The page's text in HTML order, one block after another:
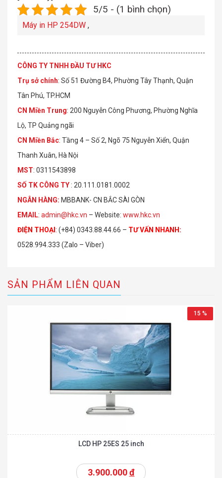
5/5 - (1 bình chọn)
Máy in HP 254DW ,
CÔNG TY TNHH ĐẦU TƯ HKC
Trụ sở chính: Số 51 Đường B4, Phường Tây Thạnh, Quận
Tân Phú, TP.HCM
CN Miền Trung: 200 Nguyễn Công Phương, Phường Nghĩa
Lộ, TP Quảng ngãi
CN Miền Bắc: Tầng 4 – Số 2, Ngõ 75 Nguyễn Xiển, Quận
Thanh Xuân, Hà Nội
MST: 0311543898
SỐ TK CÔ NG TY : 20.111.0181.0002
NGÂN HÀNG: MBBANK- CN BẮC SÀI GÒN
EMAIL: admin@hkc.vn – Website: www.hkc.vn
ĐIỆN THOẠI : (+84) 0343.88.44.66 – TƯ VẤN NHANH :
0528.994.333 (Zalo – Viber)
SẢN PHẨM LIÊN QUAN
15 %
LCD HP 25ES 25 inch
3.900.000đ